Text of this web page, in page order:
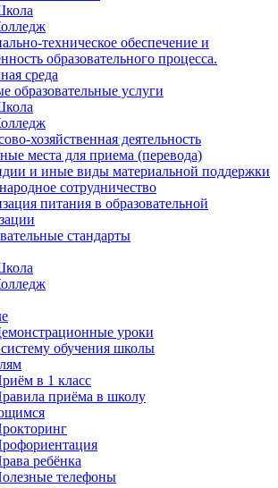
техническое обеспечение и
образовательного процесса.
среда
образовательные услуги
хозяйственная деятельность
места для приема (перевода)
и иные виды материальной поддержки
сотрудничество
питания в образовательной
стандарты
уроки
обучения школы
в 1 класс
приёма в школу
ребёнка
телефоны